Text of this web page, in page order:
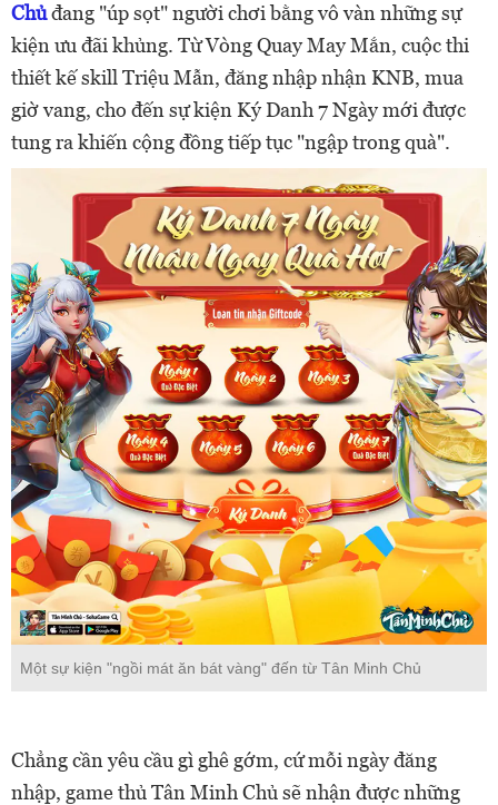
Chủđang "úp sọt" người chơi bằng vô vàn những sự
kiện ưu đãi khủng. Từ Vòng Quay May Mắn, cuộc thi
thiết kế skill Triệu Mẫn, đăng nhập nhận KNB, mua
giờ vang, cho đến sự kiện Ký Danh 7 Ngày mới được
tung ra khiến cộng đồng tiếp tục "ngập trong quà".
Một sự kiện "ngồi mát ăn bát vàng" đến từ Tân Minh Chủ
Chẳng cần yêu cầu gì ghê gớm, cứ mỗi ngày đăng
nhập, game thủ Tân Minh Chủ sẽ nhận được những